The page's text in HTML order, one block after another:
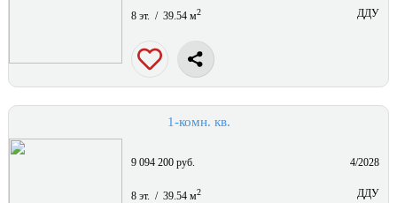
8 эт. / 39.54 м2 ДДУ
1-комн. кв.
9 094 200 руб. 4/2028
8 эт. / 39.54 м2 ДДУ